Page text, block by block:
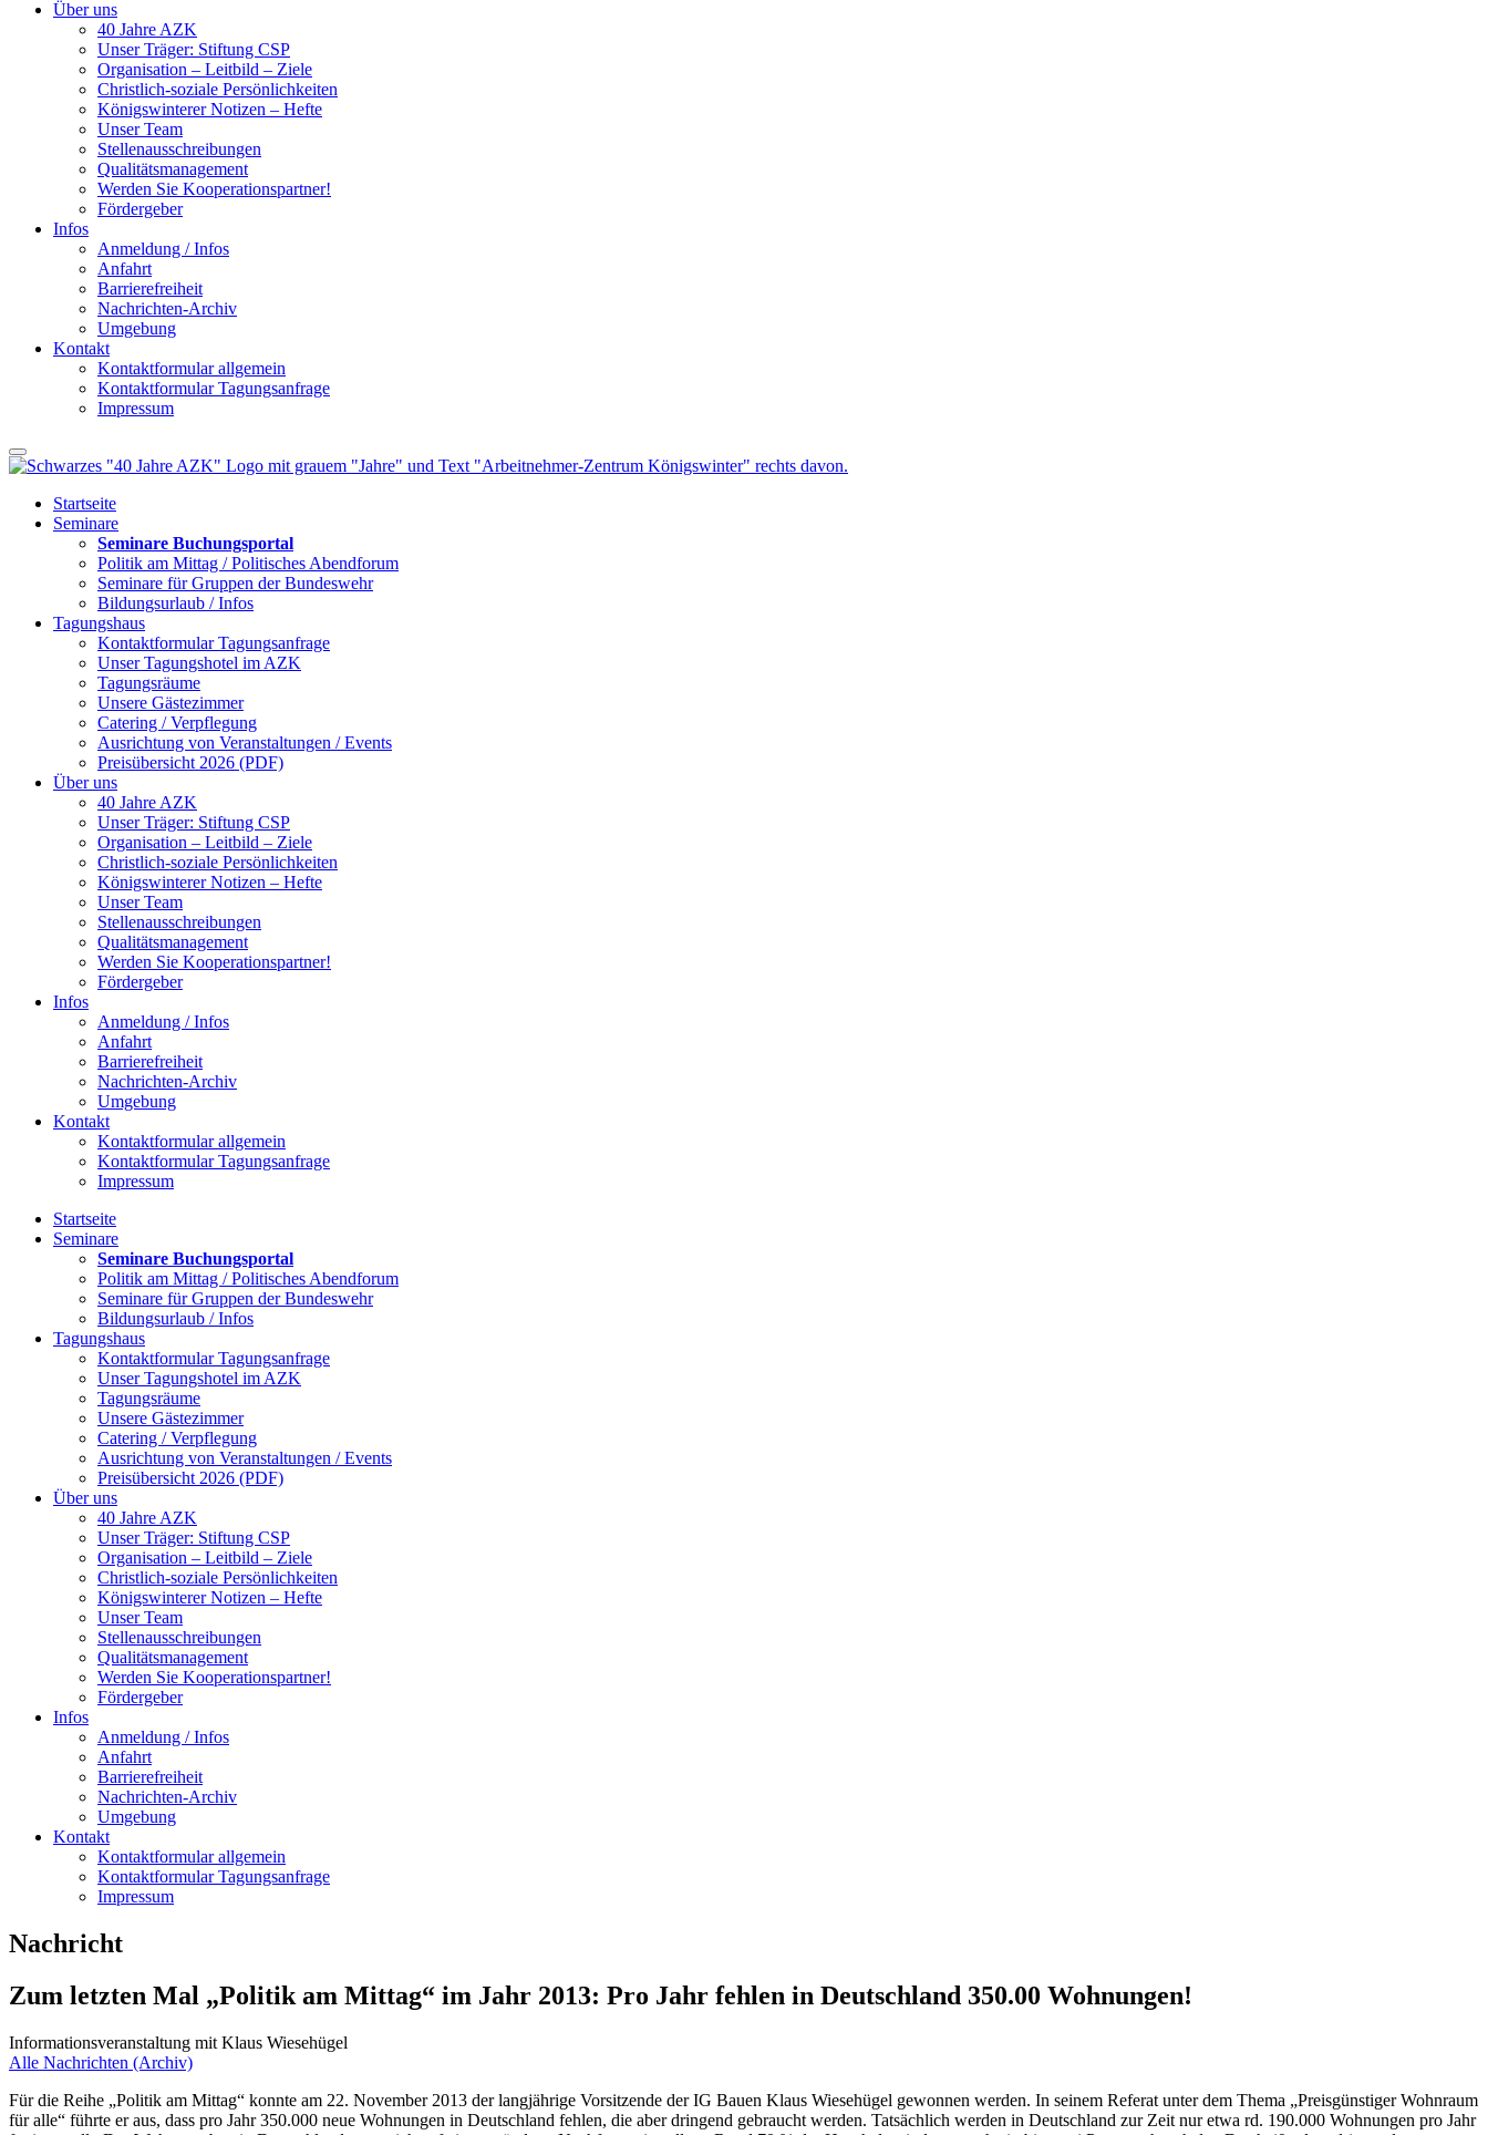
Über uns
40 Jahre AZK
Unser Träger: Stiftung CSP
Organisation – Leitbild – Ziele
Christlich-soziale Persönlichkeiten
Königswinterer Notizen – Hefte
Unser Team
Stellenausschreibungen
Qualitätsmanagement
Werden Sie Kooperationspartner!
Fördergeber
Infos
Anmeldung / Infos
Anfahrt
Barrierefreiheit
Nachrichten-Archiv
Umgebung
Kontakt
Kontaktformular allgemein
Kontaktformular Tagungsanfrage
Impressum
Startseite
Seminare
Seminare Buchungsportal
Politik am Mittag / Politisches Abendforum
Seminare für Gruppen der Bundeswehr
Bildungsurlaub / Infos
Tagungshaus
Kontaktformular Tagungsanfrage
Unser Tagungshotel im AZK
Tagungsräume
Unsere Gästezimmer
Catering / Verpflegung
Ausrichtung von Veranstaltungen / Events
Preisübersicht 2026 (PDF)
Über uns
40 Jahre AZK
Unser Träger: Stiftung CSP
Organisation – Leitbild – Ziele
Christlich-soziale Persönlichkeiten
Königswinterer Notizen – Hefte
Unser Team
Stellenausschreibungen
Qualitätsmanagement
Werden Sie Kooperationspartner!
Fördergeber
Infos
Anmeldung / Infos
Anfahrt
Barrierefreiheit
Nachrichten-Archiv
Umgebung
Kontakt
Kontaktformular allgemein
Kontaktformular Tagungsanfrage
Impressum
Startseite
Seminare
Seminare Buchungsportal
Politik am Mittag / Politisches Abendforum
Seminare für Gruppen der Bundeswehr
Bildungsurlaub / Infos
Tagungshaus
Kontaktformular Tagungsanfrage
Unser Tagungshotel im AZK
Tagungsräume
Unsere Gästezimmer
Catering / Verpflegung
Ausrichtung von Veranstaltungen / Events
Preisübersicht 2026 (PDF)
Über uns
40 Jahre AZK
Unser Träger: Stiftung CSP
Organisation – Leitbild – Ziele
Christlich-soziale Persönlichkeiten
Königswinterer Notizen – Hefte
Unser Team
Stellenausschreibungen
Qualitätsmanagement
Werden Sie Kooperationspartner!
Fördergeber
Infos
Anmeldung / Infos
Anfahrt
Barrierefreiheit
Nachrichten-Archiv
Umgebung
Kontakt
Kontaktformular allgemein
Kontaktformular Tagungsanfrage
Impressum
Nachricht
Zum letzten Mal „Politik am Mittag“ im Jahr 2013: Pro Jahr fehlen in Deutschland 350.00 Wohnungen!
Informationsveranstaltung mit Klaus Wiesehügel
Alle Nachrichten (Archiv)
Für die Reihe „Politik am Mittag“ konnte am 22. November 2013 der langjährige Vorsitzende der IG Bauen Klaus Wiesehügel gewonnen werden. In seinem Referat unter dem Thema „Preisgünstiger Wohnraum
für alle“ führte er aus, dass pro Jahr 350.000 neue Wohnungen in Deutschland fehlen, die aber dringend gebraucht werden. Tatsächlich werden in Deutschland zur Zeit nur etwa rd. 190.000 Wohnungen pro Jahr